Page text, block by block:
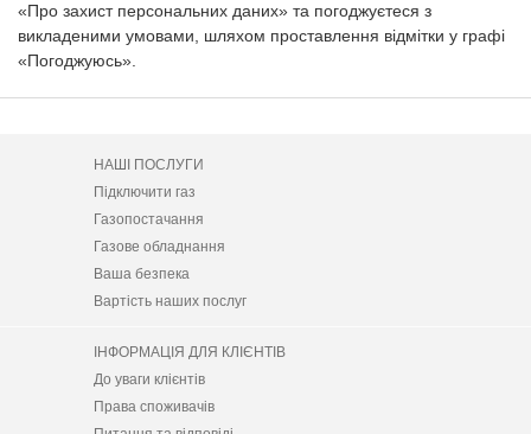
«Про захист персональних даних» та погоджуєтеся з
викладеними умовами, шляхом проставлення відмітки у графі
«Погоджуюсь».
НАШІ ПОСЛУГИ
Підключити газ
Газопостачання
Газове обладнання
Ваша безпека
Вартість наших послуг
ІНФОРМАЦІЯ ДЛЯ КЛІЄНТІВ
До уваги клієнтів
Права споживачів